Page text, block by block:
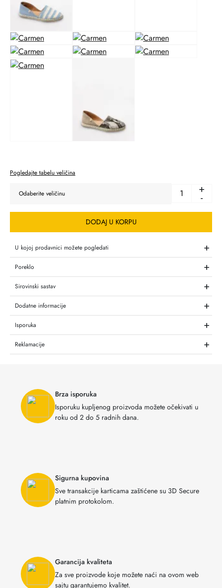
Pogledajte tabelu veličina
+
-
DODAJ U KORPU
U kojoj prodavnici možete pogledati +
Poreklo +
Sirovinski sastav +
Dodatne informacije +
Isporuka +
Reklamacije +
Brza isporuka
Isporuku kupljenog proizvoda možete očekivati u
roku od 2 do 5 radnih dana.
Sigurna kupovina
Sve transakcije karticama zaštićene su 3D Secure
platnim protokolom.
Garancija kvaliteta
Za sve proizvode koje možete naći na ovom web
sajtu garantujemo kvalitet.